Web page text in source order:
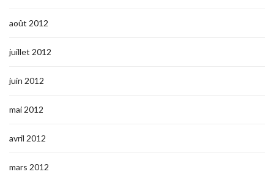
août 2012
juillet 2012
juin 2012
mai 2012
avril 2012
mars 2012